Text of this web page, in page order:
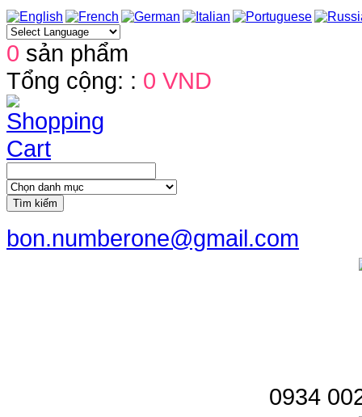
0 sản phẩm
Tổng cộng: : 0 VND
Tìm kiếm
bon.numberone@gmail.com
0934